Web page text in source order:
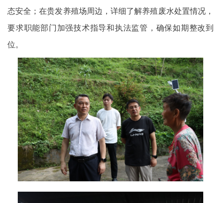
态安全；在贵发养殖场周边，详细了解养殖废水处置情况，
要求职能部门加强技术指导和执法监管，确保如期整改到
位。